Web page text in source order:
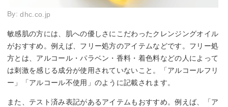
By:dhc.co.jp
敏感肌の方には、肌への優しさにこだわったクレンジングオイル
がおすすめ。例えば、フリー処方のアイテムなどです。フリー処
方とは、アルコール・パラベン・香料・着色料などの人によって
は刺激を感じる成分が使用されていないこと。「アルコールフリ
ー」「アルコール不使用」のように記載されます。
また、テスト済み表記があるアイテムもおすすめ。例えば、「ア